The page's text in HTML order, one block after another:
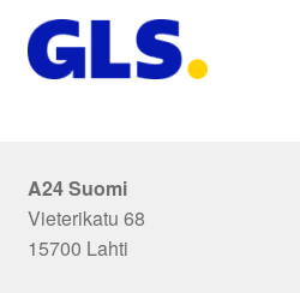
A24 Suomi
Vieterikatu 68
15700 Lahti